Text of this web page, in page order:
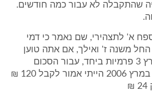
שהתקבלה לא עבור כמה חודשים.
א' לתצהירי, שם נאמר כי דמי
4 אחוז החל משנה ז' ואילך, אם אתה טוען
ששולמו בחודש מרץ 3 פרמיות ביחד, עבור הסכום
ששולם לשיטתכם במרץ 2006 הייתי אמור לקבל 120 ₪